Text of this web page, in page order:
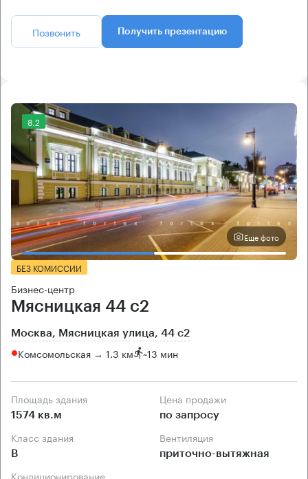
Позвонить Получить презентацию
8.2
Еще фото
БЕЗ КОМИССИИ
Бизнес-центр
Мясницкая 44 с2
Москва, Мясницкая улица, 44 с2
Комсомольская → 1.3 км ~13 мин
Площадь здания
1574 кв.м
Цена продажи
по запросу
Класс здания
B
Вентиляция
приточно-вытяжная
Кондиционирование